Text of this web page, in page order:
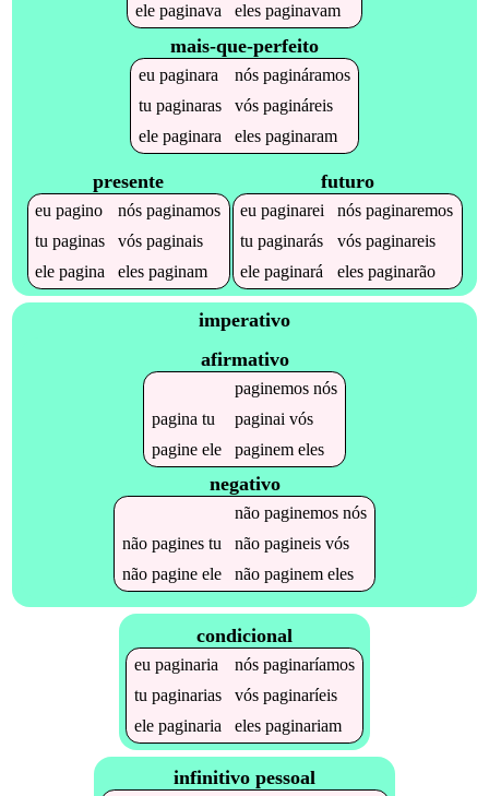
ele paginava eles paginavam
mais-que-perfeito
eu paginara nós pagináramos
tu paginaras vós pagináreis
ele paginara eles paginaram
presente
eupagino nóspaginamos
tupaginas vóspaginais
elepagina elespaginam
futuro
eupaginarei nóspaginaremos
tupaginarás vóspaginareis
elepaginará elespaginarão
imperativo
afirmativo
paginemosnós
pagina tu paginai vós
pagineele paginemeles
negativo
não paginemosnós
não paginestu não pagineisvós
não pagineele não paginemeles
condicional
eu paginaria nós paginaríamos
tu paginarias vós paginaríeis
ele paginaria eles paginariam
infinitivo pessoal